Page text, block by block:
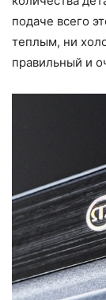
подаче всего
теплым, ни
правильный и